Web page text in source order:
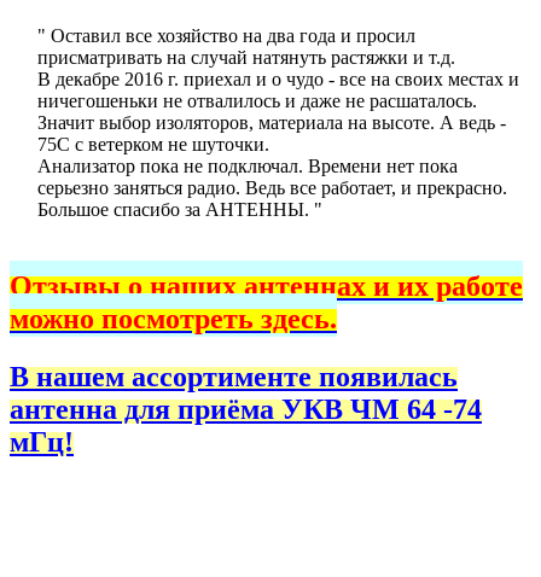
" Оставил все хозяйство на два года и просил
присматривать на случай натянуть растяжки и т.д.
В декабре 2016 г. приехал и о чудо - все на своих местах и
ничегошеньки не отвалилось и даже не расшаталось.
Значит выбор изоляторов, материала на высоте. А ведь -
75C с ветерком не шуточки.
Анализатор пока не подключал. Времени нет пока
серьезно заняться радио. Ведь все работает, и прекрасно.
Большое спасибо за АНТЕННЫ. "
Отзывы о наших антеннах и их работе
можно посмотреть здесь.
В нашем ассортименте появилась
антенна для приёма УКВ ЧМ 64 -74
мГц!